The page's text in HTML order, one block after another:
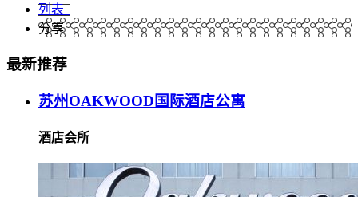
列表
分享
最新推荐
苏州OAKWOOD国际酒店公寓
酒店会所